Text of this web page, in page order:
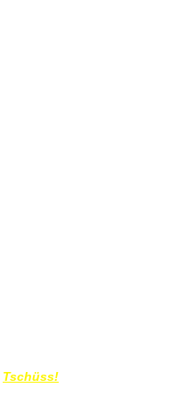
Tschüss!